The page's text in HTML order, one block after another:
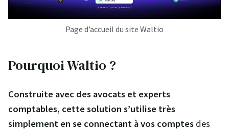
Page d’accueil du site Waltio
Pourquoi Waltio ?
Construite avec des avocats et experts
comptables, cette solution s’utilise très
simplement en se connectant à vos comptes des